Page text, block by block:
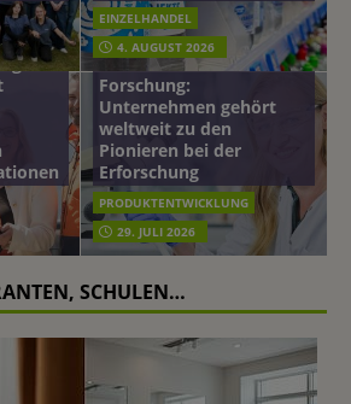
EINZELHANDEL
4. AUGUST 2026
dm
Beiersdorf
Hautmikrobiom-
Forschung:
Unternehmen gehört
weltweit zu den
Pionieren bei der
Erforschung
PRODUKTENTWICKLUNG
29. JULI 2026
SCHULEN…